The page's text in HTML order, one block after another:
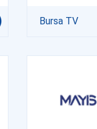
Bursa TV